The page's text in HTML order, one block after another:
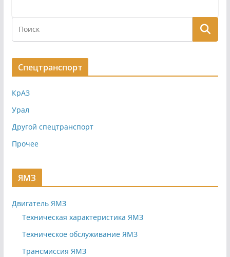
Спецтранспорт
КрАЗ
Урал
Другой спецтранспорт
Прочее
ЯМЗ
Двигатель ЯМЗ
Техническая характеристика ЯМЗ
Техническое обслуживание ЯМЗ
Трансмиссия ЯМЗ